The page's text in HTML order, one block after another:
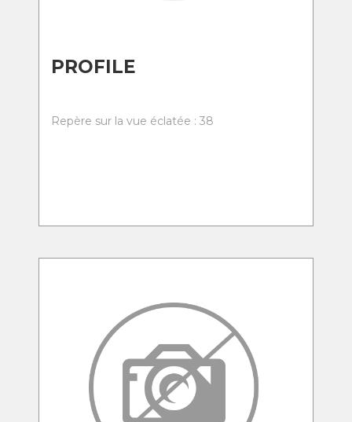
PROFILE
Repère sur la vue éclatée : 38